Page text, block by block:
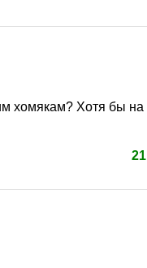
хомякам? Хотя бы на
21